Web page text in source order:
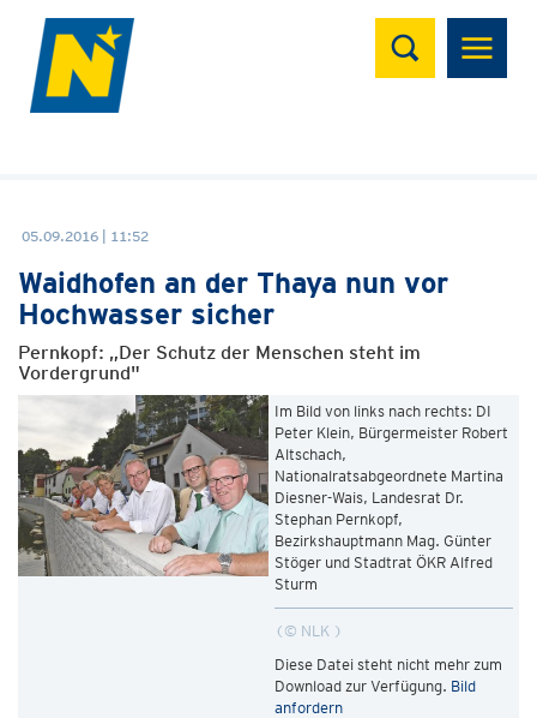
Suchen
05.09.2016 | 11:52
Waidhofen an der Thaya nun vor
Hochwasser sicher
Pernkopf: „Der Schutz der Menschen steht im
Vordergrund"
Im Bild von links nach rechts: DI
Peter Klein, Bürgermeister Robert
Altschach,
Nationalratsabgeordnete Martina
Diesner-Wais, Landesrat Dr.
Stephan Pernkopf,
Bezirkshauptmann Mag. Günter
Stöger und Stadtrat ÖKR Alfred
Sturm
© NLK
Diese Datei steht nicht mehr zum
Download zur Verfügung. Bild
anfordern